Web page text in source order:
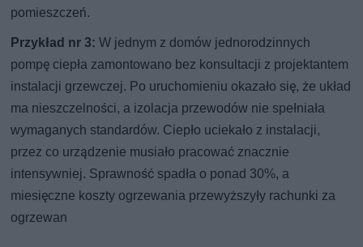
pomieszczeń.
Przykład nr 3: W jednym z domów jednorodzinnych
pompę ciepła zamontowano bez konsultacji z projektantem
instalacji grzewczej. Po uruchomieniu okazało się, że układ
ma nieszczelności, a izolacja przewodów nie spełniała
wymaganych standardów. Ciepło uciekało z instalacji,
przez co urządzenie musiało pracować znacznie
intensywniej. Sprawność spadła o ponad 30%, a
miesięczne koszty ogrzewania przewyższyły rachunki za
ogrzewan